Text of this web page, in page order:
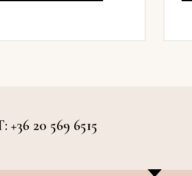
20 569 6515